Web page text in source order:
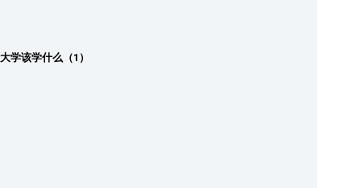
大学该学什么（1）